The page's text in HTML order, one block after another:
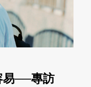
易──專訪